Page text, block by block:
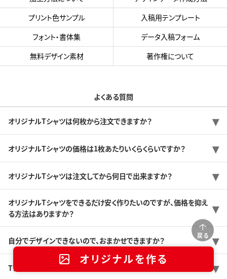
戻る
オリジナルを作る
プリント色サンプル
入稿用テンプレート
フォント・書体集
データ入稿フォーム
無料デザイン素材
著作権について
よくある質問
オリジナルTシャツは何枚から注文できますか？
オリジナルTシャツの価格は1枚あたりいくらくらいですか？
オリジナルTシャツは注文してから何日で出来ますか？
オリジナルTシャツをできるだけ安く作りたいのですが、価格を抑え
る方法はありますか？
自分でデザインできないので、おまかせできますか？
Tシャツのサンプルを送ってもらうことは可能ですか？